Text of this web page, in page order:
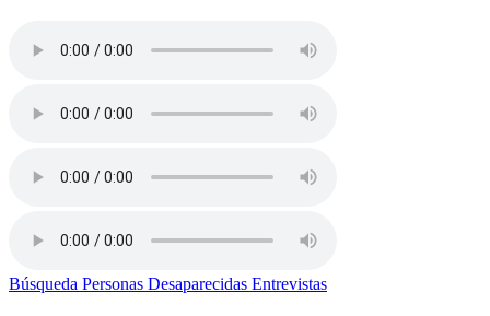
Búsqueda Personas Desaparecidas Entrevistas